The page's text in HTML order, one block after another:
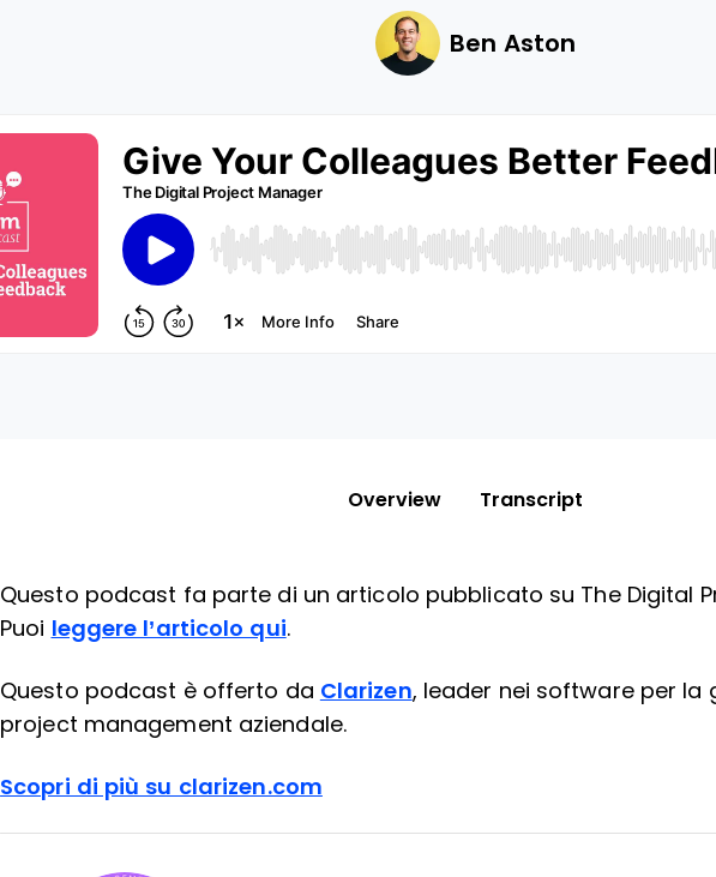
Ben Aston
Overview Transcript
Questo podcast fa parte di un articolo pubblicato su The Digital
Puoi leggere l’articolo qui.
Questo podcast è offerto da Clarizen, leader nei software per la
project management aziendale.
Scopri di più su clarizen.com